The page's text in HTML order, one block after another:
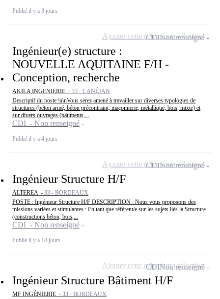
Publié il y a 3 jours
Ingénieur(e) structure :
NOUVELLE AQUITAINE F/H -
Conception, recherche
AKILA INGENIERIE - 33 - CANÉJAN
Descriptif du poste:\n\nVous serez amené à travailler sur diverses typologies de
structures (béton armé, béton précontraint, maçonnerie, métallique, bois, mixte) et
sur divers ouvrages (bâtiments,...
CDI - Non renseigné
Publié il y a 4 jours
CDINon renseigné
Ajouter cette offre à ma sélection
Ingénieur Structure H/F
ALTEREA - 33 - BORDEAUX
POSTE : Ingénieur Structure H/F DESCRIPTION : Nous vous proposons des
missions variées et stimulantes : En tant que référent/e sur les sujets liés la Structure
(constructions béton, bois,...
CDI - Non renseigné
Publié il y a 18 jours
CDINon renseigné
Ajouter cette offre à ma sélection
Ingénieur Structure Bâtiment H/F
MF INGÉNIERIE - 33 - BORDEAUX
CDINon renseigné
Ajouter cette offre à ma sélection